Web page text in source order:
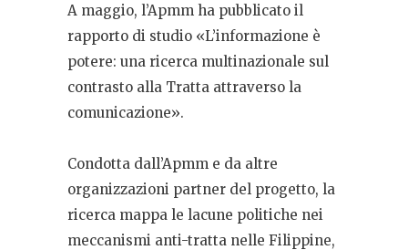
A maggio, l’Apmm ha pubblicato il
rapporto di studio «L’informazione è
potere: una ricerca multinazionale sul
contrasto alla Tratta attraverso la
comunicazione».
Condotta dall’Apmm e da altre
organizzazioni partner del progetto, la
ricerca mappa le lacune politiche nei
meccanismi anti-tratta nelle Filippine,